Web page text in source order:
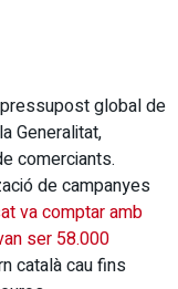
global de
Generalitat,
comerciants.
de campanyes
va comptar amb
ser 58.000
català cau fins